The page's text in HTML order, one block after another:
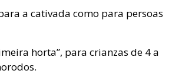
a cativada como para persoas
horta”, para crianzas de 4 a